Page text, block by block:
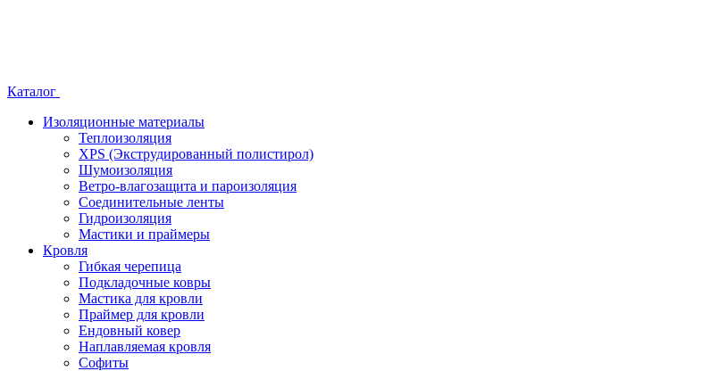
Каталог
Изоляционные материалы
Теплоизоляция
XPS (Экструдированный полистирол)
Шумоизоляция
Ветро-влагозащита и пароизоляция
Соединительные ленты
Гидроизоляция
Мастики и праймеры
Кровля
Гибкая черепица
Подкладочные ковры
Мастика для кровли
Праймер для кровли
Ендовный ковер
Наплавляемая кровля
Софиты